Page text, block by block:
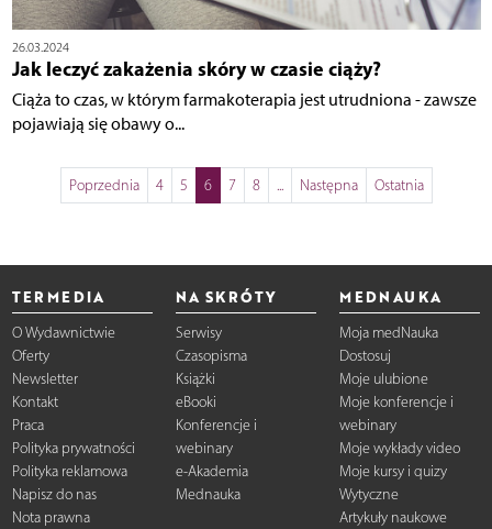
26.03.2024
Jak leczyć zakażenia skóry w czasie ciąży?
Ciąża to czas, w którym farmakoterapia jest utrudniona - zawsze
pojawiają się obawy o...
Poprzednia 4 5 6 7 8 ... Następna Ostatnia
TERMEDIA
O Wydawnictwie
Oferty
Newsletter
Kontakt
Praca
Polityka prywatności
Polityka reklamowa
Napisz do nas
Nota prawna
NA SKRÓTY
Serwisy
Czasopisma
Książki
eBooki
Konferencje i
webinary
e-Akademia
Mednauka
MEDNAUKA
Moja medNauka
Dostosuj
Moje ulubione
Moje konferencje i
webinary
Moje wykłady video
Moje kursy i quizy
Wytyczne
Artykuły naukowe